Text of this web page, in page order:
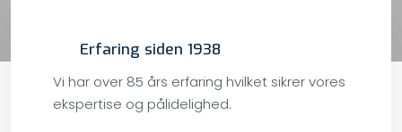
Erfaring siden 1938
Vi har over 85 års erfaring hvilket sikrer vores
ekspertise og pålidelighed.